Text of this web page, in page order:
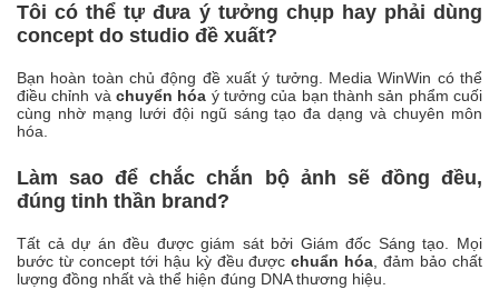
Tôi có thể tự đưa ý tưởng chụp hay phải dùng
concept do studio đề xuất?
Bạn hoàn toàn chủ động đề xuất ý tưởng. Media WinWin có thể
điều chỉnh và chuyển hóa ý tưởng của bạn thành sản phẩm cuối
cùng nhờ mạng lưới đội ngũ sáng tạo đa dạng và chuyên môn
hóa.
Làm sao để chắc chắn bộ ảnh sẽ đồng đều,
đúng tinh thần brand?
Tất cả dự án đều được giám sát bởi Giám đốc Sáng tạo. Mọi
bước từ concept tới hậu kỳ đều đượcchuẩn hóa , đảm bảo chất
lượng đồng nhất và thể hiện đúng DNA thương hiệu.